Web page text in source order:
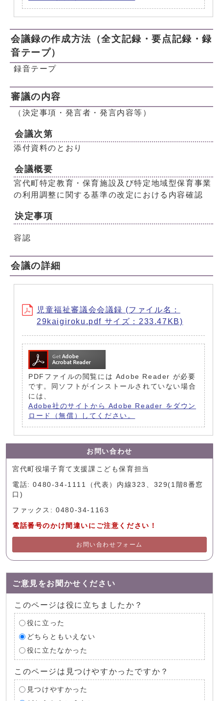
会議録の作成方法（全文記録・要点記録・録
音テープ）
録音テープ
審議の内容
（決定事項・発言者・発言内容等）
会議次第
添付資料のとおり
会議概要
宮代町特定教育・保育施設及び特定地域型保育事業
の利用調整に関する基準の改定における内容確認
決定事項
容認
会議の詳細
児童福祉審議会会議録 (ファイル名：
29kaigiroku.pdf サイズ：233.47KB)
PDFファイルの閲覧には Adobe Reader が必要
です。同ソフトがインストールされていない場合
には、
Adobe社のサイトから Adobe Reader をダウン
ロード（無償）してください。
お問い合わせ
宮代町役場子育て支援課こども保育担当
電話: 0480-34-1111（代表）内線323、329(1階8番窓
口)
ファックス: 0480-34-1163
電話番号のかけ間違いにご注意ください！
お問い合わせフォーム
ご意見をお聞かせください
このページは役に立ちましたか？
役に立った
どちらともいえない
役に立たなかった
このページは見つけやすかったですか？
見つけやすかった